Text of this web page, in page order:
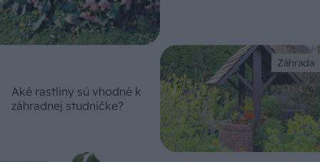
Záhrada
Aké rastliny sú vhodné k
záhradnej studničke?